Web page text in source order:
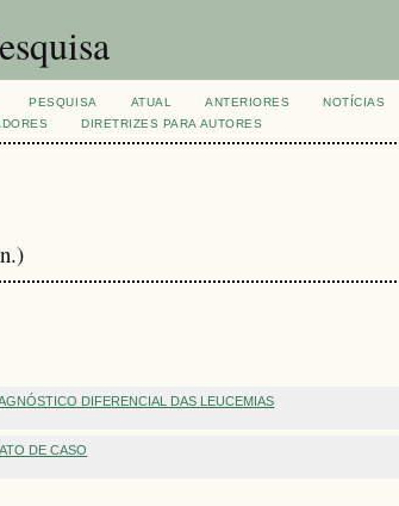
PESQUISA ATUAL ANTERIORES NOTÍCIAS
DIRETRIZES PARA AUTORES
DIFERENCIAL DAS LEUCEMIAS
DE CASO